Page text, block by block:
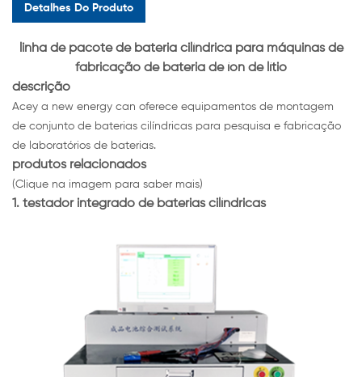
Detalhes Do Produto
linha de pacote de bateria cilíndrica para máquinas de
fabricação de bateria de íon de lítio
descrição
Acey a new energy can oferece equipamentos de montagem
de conjunto de baterias cilíndricas para pesquisa e fabricação
de laboratórios de baterias.
produtos relacionados
(Clique na imagem para saber mais)
1. testador integrado de baterias cilíndricas